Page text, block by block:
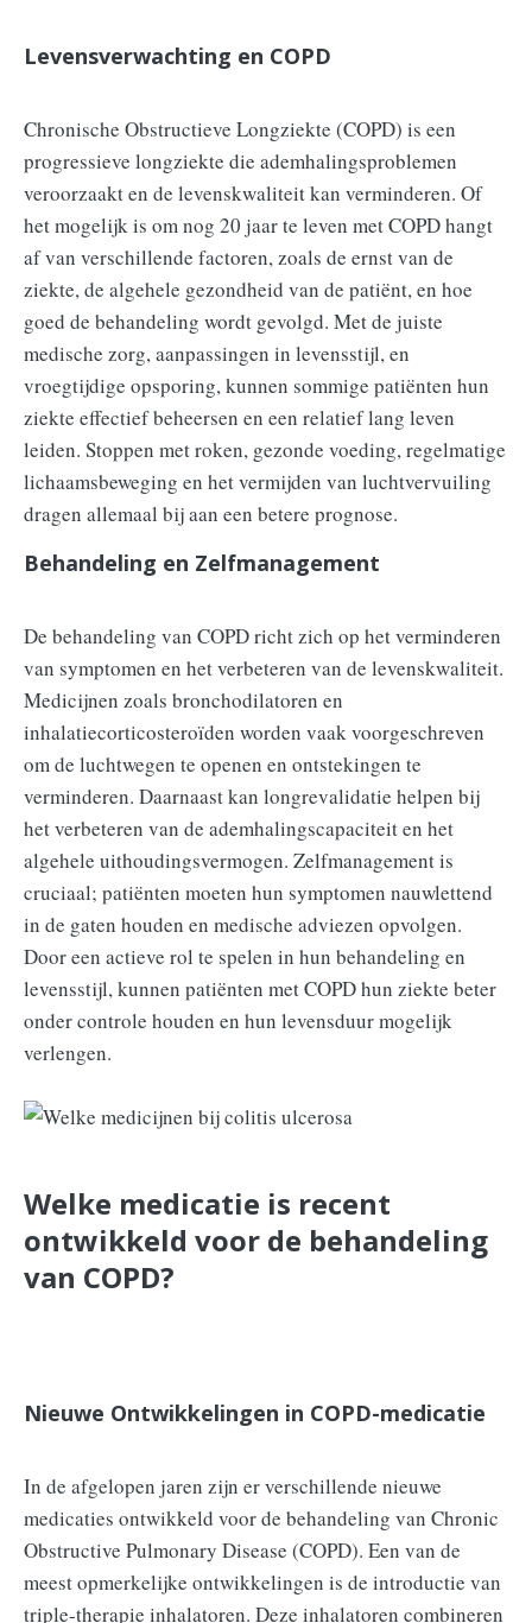
Levensverwachting en COPD
Chronische Obstructieve Longziekte (COPD) is een
progressieve longziekte die ademhalingsproblemen
veroorzaakt en de levenskwaliteit kan verminderen. Of
het mogelijk is om nog 20 jaar te leven met COPD hangt
af van verschillende factoren, zoals de ernst van de
ziekte, de algehele gezondheid van de patiënt, en hoe
goed de behandeling wordt gevolgd. Met de juiste
medische zorg, aanpassingen in levensstijl, en
vroegtijdige opsporing, kunnen sommige patiënten hun
ziekte effectief beheersen en een relatief lang leven
leiden. Stoppen met roken, gezonde voeding, regelmatige
lichaamsbeweging en het vermijden van luchtvervuiling
dragen allemaal bij aan een betere prognose.
Behandeling en Zelfmanagement
De behandeling van COPD richt zich op het verminderen
van symptomen en het verbeteren van de levenskwaliteit.
Medicijnen zoals bronchodilatoren en
inhalatiecorticosteroïden worden vaak voorgeschreven
om de luchtwegen te openen en ontstekingen te
verminderen. Daarnaast kan longrevalidatie helpen bij
het verbeteren van de ademhalingscapaciteit en het
algehele uithoudingsvermogen. Zelfmanagement is
cruciaal; patiënten moeten hun symptomen nauwlettend
in de gaten houden en medische adviezen opvolgen.
Door een actieve rol te spelen in hun behandeling en
levensstijl, kunnen patiënten met COPD hun ziekte beter
onder controle houden en hun levensduur mogelijk
verlengen.
Welke medicatie is recent
ontwikkeld voor de behandeling
van COPD?
Nieuwe Ontwikkelingen in COPD-medicatie
In de afgelopen jaren zijn er verschillende nieuwe
medicaties ontwikkeld voor de behandeling van Chronic
Obstructive Pulmonary Disease (COPD). Een van de
meest opmerkelijke ontwikkelingen is de introductie van
triple-therapie inhalatoren. Deze inhalatoren combineren